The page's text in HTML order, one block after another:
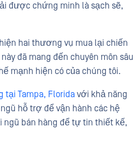
được chứng minh là sạch sẽ,
hai thương vụ mua lại chiến
đã mang đến chuyên môn sâu
mạnh hiện có của chúng tôi.
tại Tampa, Floridavới khả năng
hỗ trợ để vận hành các hệ
ngũ bán hàng để tự tin thiết kế,